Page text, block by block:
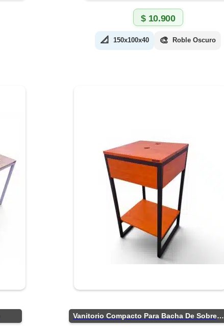
$10.900
📐 150x100x40 🎨 Roble Oscuro
Vanitorio Compacto Para Bacha De Sobreponer